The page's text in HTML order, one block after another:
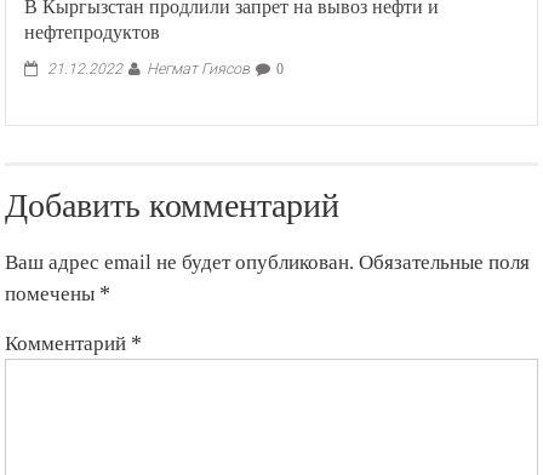
В Кыргызстан продлили запрет на вывоз нефти и
нефтепродуктов
21.12.2022 Негмат Гиясов 0
Добавить комментарий
Ваш адрес email не будет опубликован. Обязательные поля
помечены *
Комментарий *